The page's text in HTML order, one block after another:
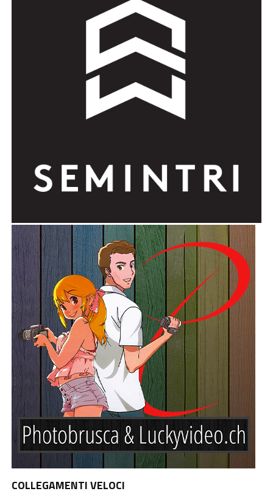
COLLEGAMENTI VELOCI